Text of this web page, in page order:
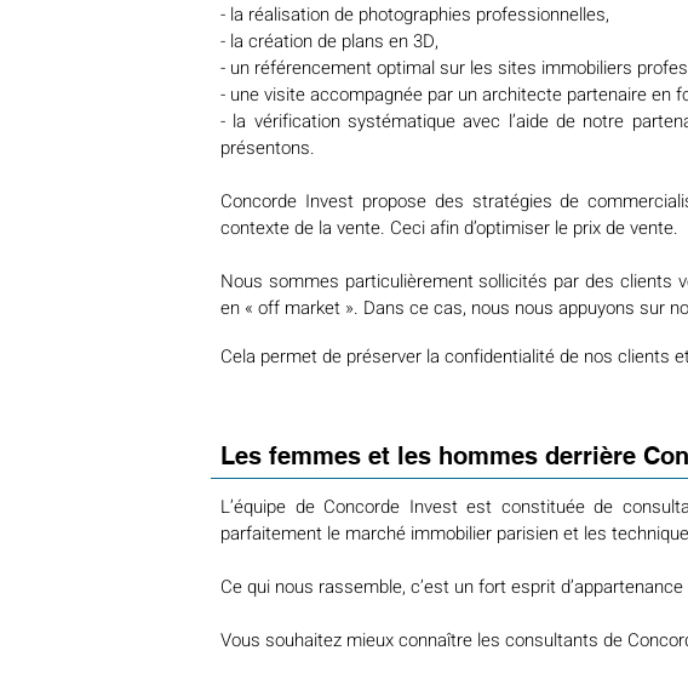
- la réalisation de photographies professionnelles,
- la création de plans en 3D,
- un référencement optimal sur les sites immobiliers
- une visite accompagnée par un architecte partenaire en
- la vérification systématique avec l’aide de notre
présentons.
Concorde Invest propose des stratégies de
contexte de la vente. Ceci afin d’optimiser le prix de vente.
Nous sommes particulièrement sollicités par des clients
en « off market ». Dans ce cas, nous nous appuyons sur
Cela permet de préserver la confidentialité de nos clients
Les femmes et les hommes derrière
L’équipe de Concorde Invest est constituée de
parfaitement le marché immobilier parisien et les
Ce qui nous rassemble, c’est un fort esprit
Vous souhaitez mieux connaître les consultants de